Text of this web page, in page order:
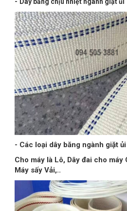
Dây băng chịu nhiệt ngành giặt ủi
- Các loại dây băng ngành giặt
Cho máy là Lô, Dây đai cho máy
Máy sấy Vải,..